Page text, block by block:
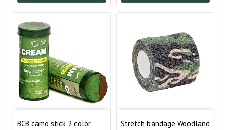
BCB camo stick 2 color
Stretch bandage Woodland